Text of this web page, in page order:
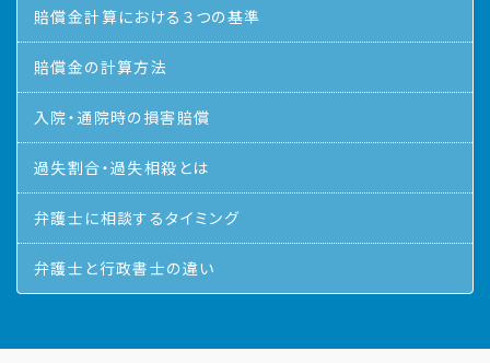
賠償金計算における３つの基準
賠償金の計算方法
入院・通院時の損害賠償
過失割合・過失相殺とは
弁護士に相談するタイミング
弁護士と行政書士の違い